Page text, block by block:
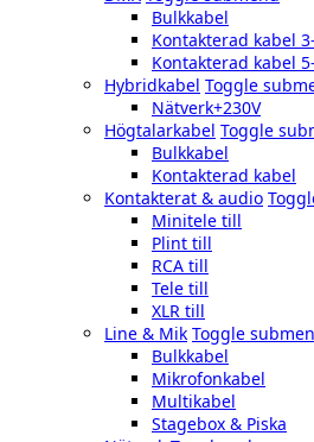
Bulkkabel
Kontakterad kabel
Kontakterad kabel
Hybridkabel Toggle
Nätverk+230V
Högtalarkabel Toggle
Bulkkabel
Kontakterad kabel
Kontakterat & audio
Minitele till
Plint till
RCA till
Tele till
XLR till
Line & Mik Toggle
Bulkkabel
Mikrofonkabel
Multikabel
Stagebox & Piska